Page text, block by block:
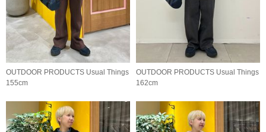
OUTDOOR PRODUCTS Usual Things
155cm
OUTDOOR PRODUCTS Usual Things
162cm